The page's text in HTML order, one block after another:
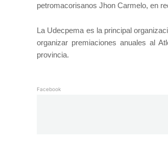
petromacorisanos Jhon Carmelo, en
La Udecpema es la principal
organizar premiaciones anuales al
provincia.
Facebook